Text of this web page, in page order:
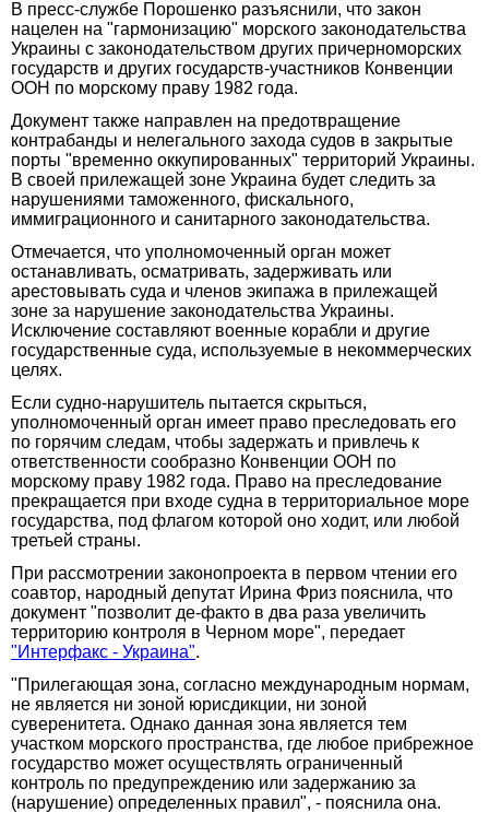
В пресс-службе Порошенко разъяснили, что закон
нацелен на "гармонизацию" морского законодательства
Украины с законодательством других причерноморских
государств и других государств-участников Конвенции
ООН по морскому праву 1982 года.
Документ также направлен на предотвращение
контрабанды и нелегального захода судов в закрытые
порты "временно оккупированных" территорий Украины.
В своей прилежащей зоне Украина будет следить за
нарушениями таможенного, фискального,
иммиграционного и санитарного законодательства.
Отмечается, что уполномоченный орган может
останавливать, осматривать, задерживать или
арестовывать суда и членов экипажа в прилежащей
зоне за нарушение законодательства Украины.
Исключение составляют военные корабли и другие
государственные суда, используемые в некоммерческих
целях.
Если судно-нарушитель пытается скрыться,
уполномоченный орган имеет право преследовать его
по горячим следам, чтобы задержать и привлечь к
ответственности сообразно Конвенции ООН по
морскому праву 1982 года. Право на преследование
прекращается при входе судна в территориальное море
государства, под флагом которой оно ходит, или любой
третьей страны.
При рассмотрении законопроекта в первом чтении его
соавтор, народный депутат Ирина Фриз пояснила, что
документ "позволит де-факто в два раза увеличить
территорию контроля в Черном море", передает
"Интерфакс - Украина".
"Прилегающая зона, согласно международным нормам,
не является ни зоной юрисдикции, ни зоной
суверенитета. Однако данная зона является тем
участком морского пространства, где любое прибрежное
государство может осуществлять ограниченный
контроль по предупреждению или задержанию за
(нарушение) определенных правил", - пояснила она.